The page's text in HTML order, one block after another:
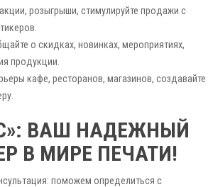
розыгрыши, стимулируйте продажи с
о скидках, новинках, мероприятиях,
продукции.
кафе, ресторанов, магазинов, создавайте
ВАШ НАДЕЖНЫЙ
В МИРЕ ПЕЧАТИ!
поможем определиться с